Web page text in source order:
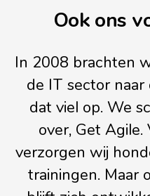
Ook ons
In 2008 brachten
de IT sector naar
dat viel op. We
over, Get
verzorgen wij
trainingen. Maar